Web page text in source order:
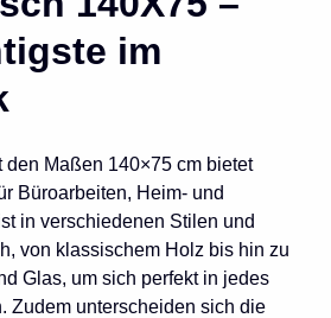
im
den Maßen 140×75 cm bietet
Büroarbeiten, Heim- und
in verschiedenen Stilen und
von klassischem Holz bis hin zu
Glas, um sich perfekt in jedes
Zudem unterscheiden sich die